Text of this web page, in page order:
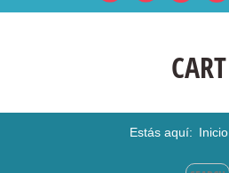
CART
Estás aquí: Inicio